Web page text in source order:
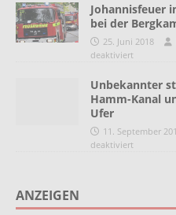
Johannisfeuer
bei der
25. Juni 2018
deaktiviert
Unbekannter
Hamm-Kanal
Ufer
11. September
deaktiviert
ANZEIGEN